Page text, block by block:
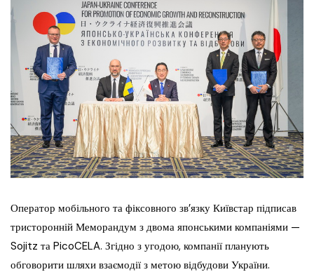
Оператор мобільного та фіксовного зв’язку Київстар підписав
тристоронній Меморандум з двома японськими компаніями —
Sojitz та PicoCELA. Згідно з угодою, компанії планують
обговорити шляхи взаємодії з метою відбудови України.